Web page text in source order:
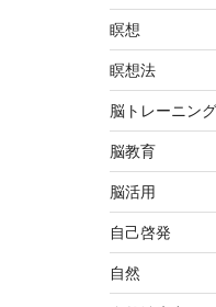
瞑想
瞑想法
脳トレーニング
脳教育
脳活用
自己啓発
自然